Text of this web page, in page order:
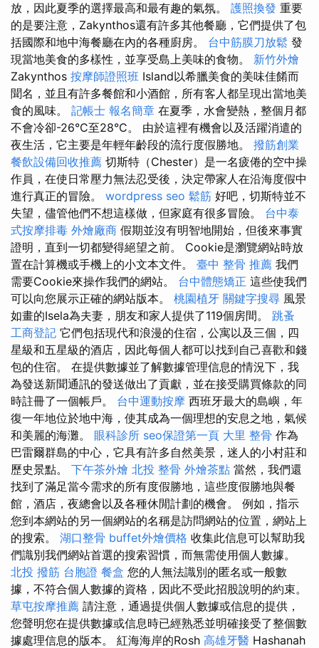
放，因此夏季的選擇最高和最有趣的氣氛。 護照換發 重要
的是要注意，Zakynthos還有許多其他餐廳，它們提供了包
括國際和地中海餐廳在內的各種廚房。 台中筋膜刀放鬆 發
現當地美食的多樣性，並享受島上美味的食物。 新竹外燴
Zakynthos 按摩師證照班 Island以希臘美食的美味佳餚而
聞名，並且有許多餐館和小酒館，所有客人都呈現出當地美
食的風味。 記帳士 報名簡章 在夏季，水會變熱，整個月都
不會冷卻-26°C至28°C。 由於這裡有機會以及活躍消遣的
夜生活，它主要是年輕年齡段的流行度假勝地。 撥筋創業
餐飲設備回收推薦 切斯特（Chester）是一名疲倦的空中操
作員，在使日常壓力無法忍受後，決定帶家人在沿海度假中
進行真正的冒險。 wordpress seo 鬆筋 好吧，切斯特並不
失望，儘管他們不想這樣做，但家庭有很多冒險。 台中泰
式按摩排毒 外燴廠商 假期並沒有明智地開始，但後來事實
證明，直到一切都變得絕望之前。 Cookie是瀏覽網站時放
置在計算機或手機上的小文本文件。 臺中 整骨 推薦 我們
需要Cookie來操作我們的網站。 台中體態矯正 這些使我們
可以向您展示正確的網站版本。 桃園植牙 關鍵字搜尋 風景
如畫的Isela為夫妻，朋友和家人提供了119個房間。 跳蚤
工商登記 它們包括現代和浪漫的住宿，公寓以及三個，四
星級和五星級的酒店，因此每個人都可以找到自己喜歡和錢
包的住宿。 在提供數據並了解數據管理信息的情況下，我
為發送新聞通訊的發送做出了貢獻，並在接受購買條款的同
時註冊了一個帳戶。 台中運動按摩 西班牙最大的島嶼，年
復一年地位於地中海，使其成為一個理想的安息之地，氣候
和美麗的海灘。 眼科診所 seo保證第一頁 大里 整骨 作為
巴雷爾群島的中心，它具有許多自然美景，迷人的小村莊和
歷史景點。 下午茶外燴 北投 整骨 外燴茶點 當然，我們還
找到了滿足當今需求的所有度假勝地，這些度假勝地與餐
館，酒店，夜總會以及各種休閒計劃的機會。 例如，指示
您到本網站的另一個網站的名稱是訪問網站的位置，網站上
的搜索。 湖口整骨 buffet外燴價格 收集此信息可以幫助我
們識別我們網站首選的搜索習慣，而無需使用個人數據。
北投 撥筋 台胞證 餐盒 您的人無法識別的匿名或一般數
據，不符合個人數據的資格，因此不受此招股說明的約束。
草屯按摩推薦 請注意，通過提供個人數據或信息的提供，
您聲明您在提供數據或信息時已經熟悉並明確接受了整個數
據處理信息的版本。 紅海海岸的Rosh 高雄牙醫 Hashanah